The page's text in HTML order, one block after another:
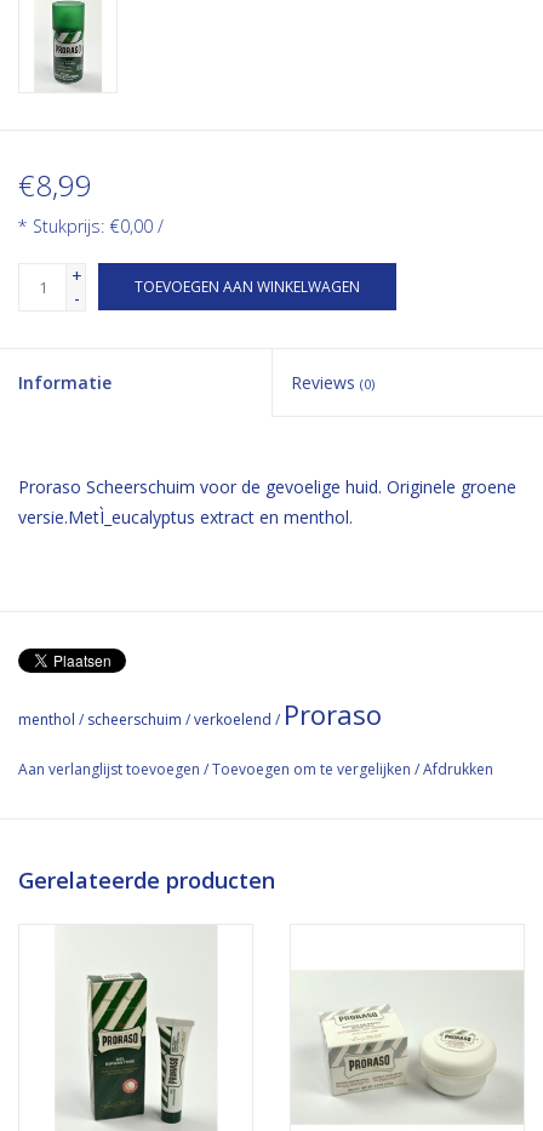
€8,99
* Stukprijs: €0,00 /
+
-
TOEVOEGEN AAN WINKELWAGEN
Informatie Reviews (0)
Proraso Scheerschuim voor de gevoelige huid. Originele groene
versie.MetÌ_eucalyptus extract en menthol.
menthol / scheerschuim /verkoelend / Proraso
Aan verlanglijst toevoegen /Toevoegen om te vergelijken /Afdrukken
Gerelateerde producten